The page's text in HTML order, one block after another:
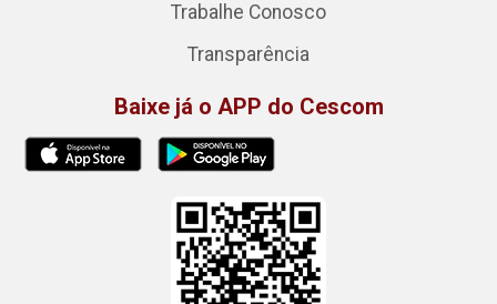
Trabalhe Conosco
Transparência
Baixe já o APP do Cescom